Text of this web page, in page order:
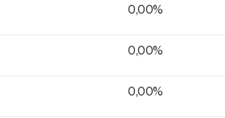
0,00%
0,00%
0,00%